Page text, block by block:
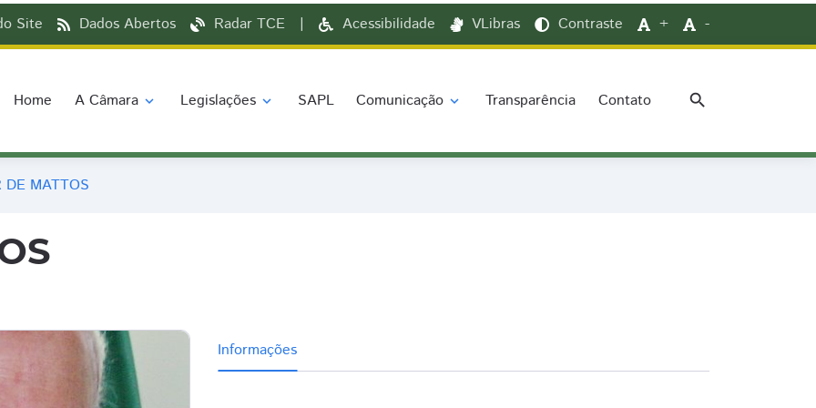
Site Dados Abertos Radar TCE | Acessibilidade VLibras Contraste + -
Home A Câmara expand_more Legislações expand_more SAPL Comunicação expand_more Transparência Contato search
DE MATTOS
Informações